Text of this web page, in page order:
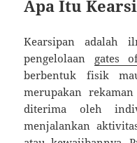
Apa Itu
Kearsipan adalah
pengelolaan gates
berbentuk fisik
merupakan
diterima oleh
menjalankan